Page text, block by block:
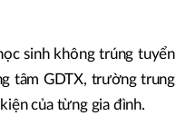
sinh không trúng tuyển
tâm GDTX, trường trung
của từng gia đình.